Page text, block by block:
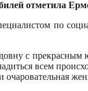
отметила
по
с прекрасным
всем
очаровательная